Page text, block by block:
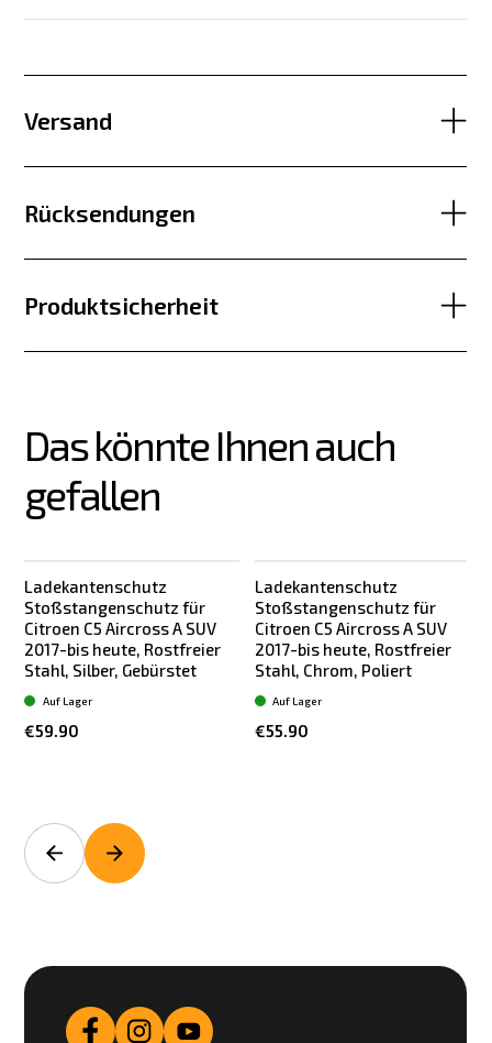
Versand
Rücksendungen
Produktsicherheit
Das könnte Ihnen auch
gefallen
Ladekantenschutz
Stoßstangenschutz für
Citroen C5 Aircross A SUV
2017-bis heute, Rostfreier
Stahl, Silber, Gebürstet
€59.90
Auf Lager
Ladekantenschutz
Stoßstangenschutz für
Citroen C5 Aircross A SUV
2017-bis heute, Rostfreier
Stahl, Chrom, Poliert
€55.90
Auf Lager